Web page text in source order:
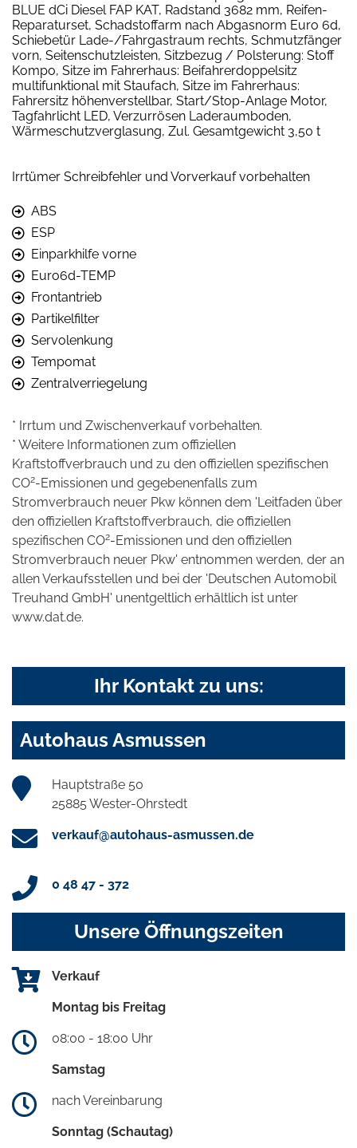
BLUE dCi Diesel FAP KAT, Radstand 3682 mm, Reifen-
Reparaturset, Schadstoffarm nach Abgasnorm Euro 6d,
Schiebetür Lade-/Fahrgastraum rechts, Schmutzfänger
vorn, Seitenschutzleisten, Sitzbezug / Polsterung: Stoff
Kompo, Sitze im Fahrerhaus: Beifahrerdoppelsitz
multifunktional mit Staufach, Sitze im Fahrerhaus:
Fahrersitz höhenverstellbar, Start/Stop-Anlage Motor,
Tagfahrlicht LED, Verzurrösen Laderaumboden,
Wärmeschutzverglasung, Zul. Gesamtgewicht 3,50 t
Irrtümer Schreibfehler und Vorverkauf vorbehalten
ABS
ESP
Einparkhilfe vorne
Euro6d-TEMP
Frontantrieb
Partikelfilter
Servolenkung
Tempomat
Zentralverriegelung
* Irrtum und Zwischenverkauf vorbehalten.
* Weitere Informationen zum offiziellen
Kraftstoffverbrauch und zu den offiziellen spezifischen
CO2-Emissionen und gegebenenfalls zum
Stromverbrauch neuer Pkw können dem 'Leitfaden über
den offiziellen Kraftstoffverbrauch, die offiziellen
spezifischen CO2-Emissionen und den offiziellen
Stromverbrauch neuer Pkw' entnommen werden, der an
allen Verkaufsstellen und bei der 'Deutschen Automobil
Treuhand GmbH' unentgeltlich erhältlich ist unter
www.dat.de.
Ihr Kontakt zu uns:
Autohaus Asmussen
Hauptstraße 50
25885 Wester-Ohrstedt
verkauf@autohaus-asmussen.de
0 48 47 - 372
Unsere Öffnungszeiten
Verkauf
Montag bis Freitag
08:00 - 18:00 Uhr
Samstag
nach Vereinbarung
Sonntag (Schautag)